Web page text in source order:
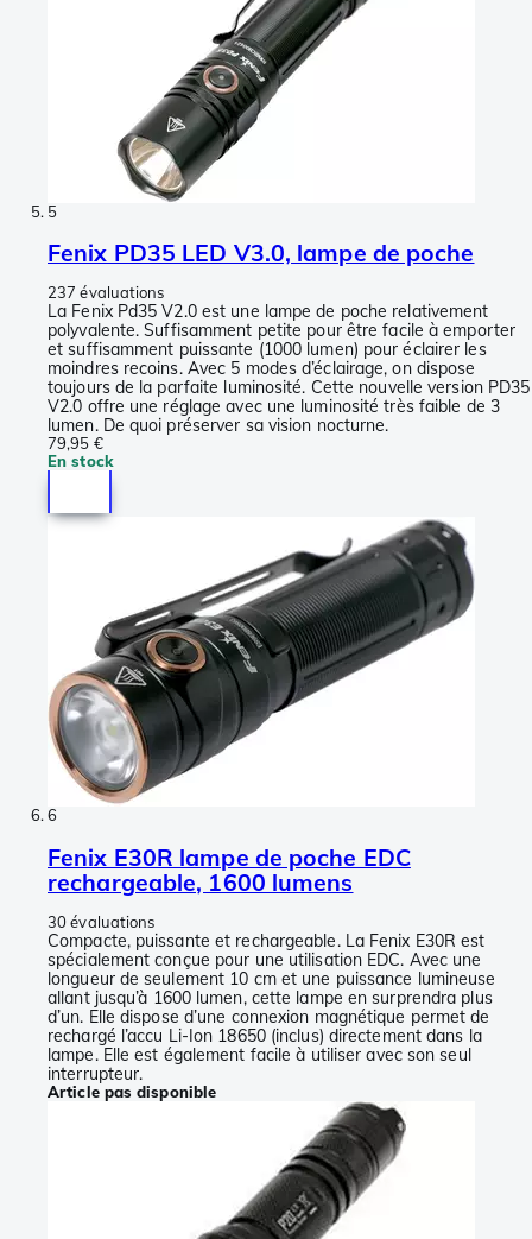
5
Fenix PD35 LED V3.0, lampe de poche
237 évaluations
La Fenix Pd35 V2.0 est une lampe de poche relativement
polyvalente. Suffisamment petite pour être facile à emporter
et suffisamment puissante (1000 lumen) pour éclairer les
moindres recoins. Avec 5 modes d’éclairage, on dispose
toujours de la parfaite luminosité. Cette nouvelle version PD35
V2.0 offre une réglage avec une luminosité très faible de 3
lumen. De quoi préserver sa vision nocturne.
79,95 €
En stock
6
Fenix E30R lampe de poche EDC
rechargeable, 1600 lumens
30 évaluations
Compacte, puissante et rechargeable. La Fenix E30R est
spécialement conçue pour une utilisation EDC. Avec une
longueur de seulement 10 cm et une puissance lumineuse
allant jusqu’à 1600 lumen, cette lampe en surprendra plus
d’un. Elle dispose d’une connexion magnétique permet de
rechargé l’accu Li-Ion 18650 (inclus) directement dans la
lampe. Elle est également facile à utiliser avec son seul
interrupteur.
Article pas disponible